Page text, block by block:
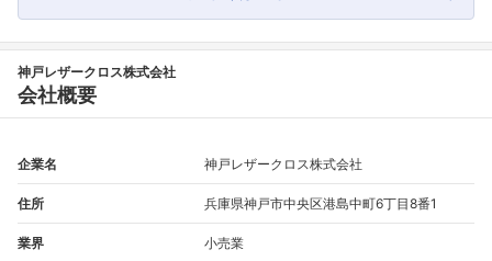
神戸レザークロス株式会社
会社概要
企業名 神戸レザークロス株式会社
住所 兵庫県神戸市中央区港島中町6丁目8番1
業界 小売業